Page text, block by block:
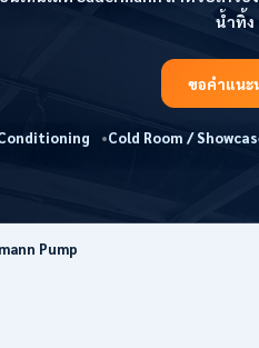
น้ำทิ้ง
ขอคำแนะ
Cold Room /
Pump